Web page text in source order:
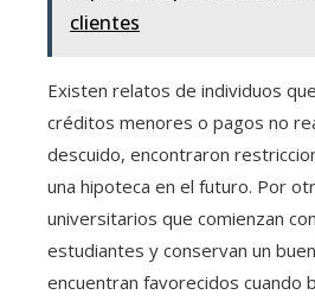
clientes
Existen relatos de individuos
créditos menores o pagos no
descuido, encontraron
una hipoteca en el futuro. Por
universitarios que comienzan
estudiantes y conservan un
encuentran favorecidos cuando